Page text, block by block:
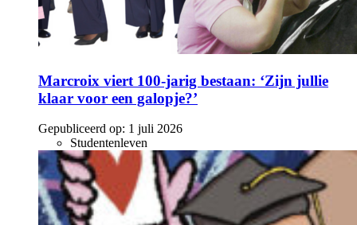
Marcroix viert 100-jarig bestaan: ‘Zijn jullie
klaar voor een galopje?’
Gepubliceerd op: 1 juli 2026
Studentenleven